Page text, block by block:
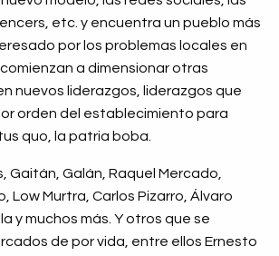
etc. y encuentra un pueblo más
por los problemas locales en
a dimensionar otras
nuevos liderazgos, liderazgos que
orden del establecimiento para
quo, la patria boba.
Gaitán, Galán, Raquel Mercado,
Low Murtra, Carlos Pizarro, Álvaro
y muchos más. Y otros que se
de por vida, entre ellos Ernesto